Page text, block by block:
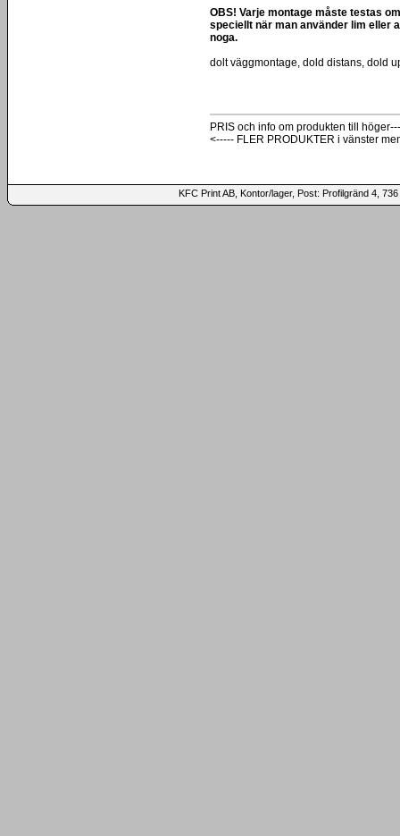
OBS! Varje montage måste testas
speciellt när man använder lim eller
noga.
dolt väggmontage, dold distans, dold
PRIS och info om produkten till
<----- FLER PRODUKTER i vänster
KFC Print AB, Kontor/lager, Post: Profilgränd 4,